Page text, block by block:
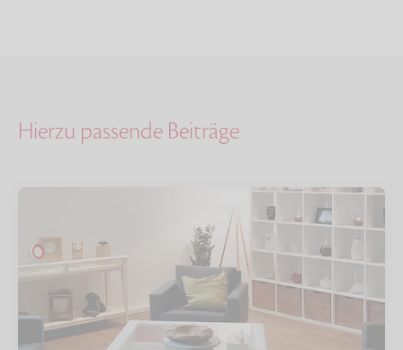
Hierzu passende Beiträge